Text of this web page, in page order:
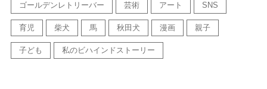
ゴールデンレトリーバー 芸術 アート SNS
育児 柴犬 馬 秋田犬 漫画 親子
子ども 私のビハインドストーリー